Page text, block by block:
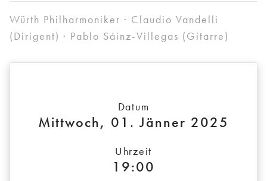
Würth Philharmoniker · Claudio Vandelli
(Dirigent) · Pablo Sáinz-Villegas (Gitarre)
Datum
Mittwoch, 01. Jänner 2025
Uhrzeit
19:00